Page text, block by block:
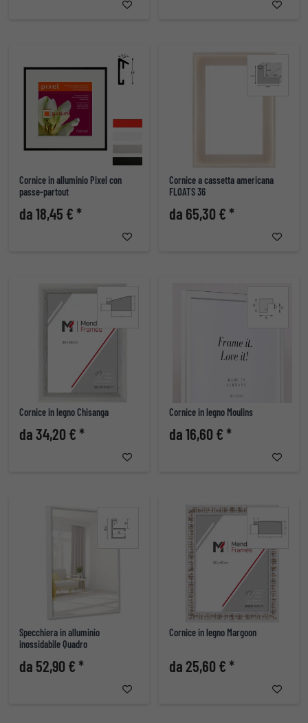
Cornice in alluminio Pixel con
passe-partout
da 18,45 € *
Cornice a cassetta americana
FLOATS 36
da 65,30 € *
Cornice in legno Chisanga
da 34,20 € *
Cornice in legno Moulins
da 16,60 € *
Specchiera in alluminio
inossidabile Quadro
da 52,90 € *
Cornice in legno Margoon
da 25,60 € *